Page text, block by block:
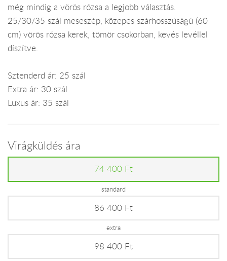
még mindig a vörös rózsa a legjobb választás.
25/30/35 szál meseszép, közepes szárhosszúságú (60
cm) vörös rózsa kerek, tömör csokorban, kevés levéllel
díszítve.
Sztenderd ár: 25 szál
Extra ár: 30 szál
Luxus ár: 35 szál
Virágküldés ára
74 400 Ft
standard
86 400 Ft
extra
98 400 Ft